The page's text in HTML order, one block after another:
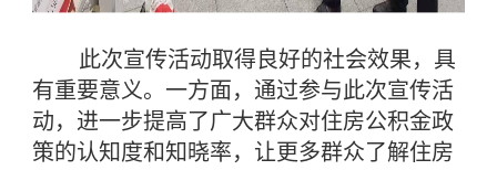
此次宣传活动取得良好的社会效果，具
有重要意义。一方面，通过参与此次宣传活
动，进一步提高了广大群众对住房公积金政
策的认知度和知晓率，让更多群众了解住房